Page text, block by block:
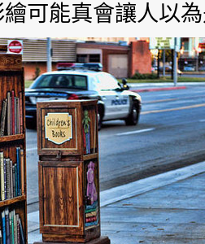
可能真會讓人以